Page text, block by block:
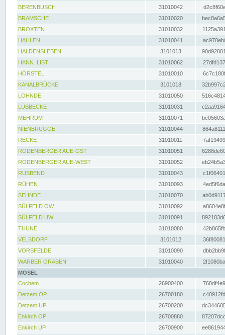
BERENBUSCH
31010042
BRAMSCHE
31010020
BROXTEN
31010032
HAHLEN
31010041
HALDENSLEBEN
3101013
HANN. LIST
31010062
HÖRSTEL
31010010
KANALBRÜCKE
3101018
LOHNDE
31010050
LÜBBECKE
31010031
MEHRUM
31010071
NIENBRÜGGE
31010044
RECKE
31010011
RODENBERGER AUE-OST
31010051
RODENBERGER AUE-WEST
31010052
RUSBEND
31010043
RÜHEN
31010093
SEHNDE
31010070
SÜLFELD OW
31010092
SÜLFELD UW
31010091
THUNE
31010080
VELSDORF
3101012
VORSFELDE
31010090
WARBER GRABEN
31010040
MOSEL
Cochem
26900400
Detzem OP
26700180
Detzem UP
26700200
Enkirch OP
26700880
Enkirch UP
26700900